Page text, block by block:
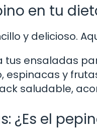
en tu
y delicioso.
ensaladas
espinacas y
saludable,
¿Es el